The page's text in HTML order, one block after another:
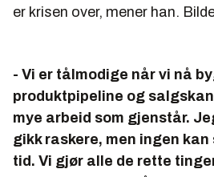
er krisen over, mener han.
- Vi er tålmodige når vi nå
produktpipeline og
mye arbeid som gjenstår.
gikk raskere, men ingen
tid. Vi gjør alle de rette